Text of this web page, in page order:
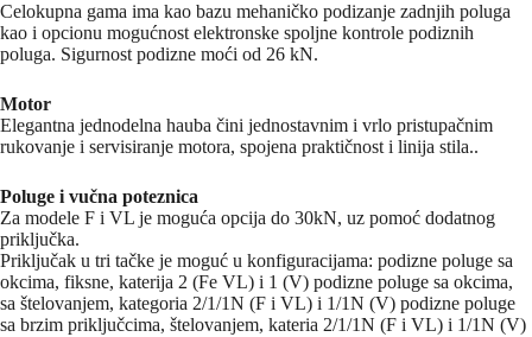
Celokupna gama ima kao bazu mehaničko podizanje zadnjih poluga
kao i opcionu mogućnost elektronske spoljne kontrole podiznih
poluga. Sigurnost podizne moći od 26 kN.
Motor
Elegantna jednodelna hauba čini jednostavnim i vrlo pristupačnim
rukovanje i servisiranje motora, spojena praktičnost i linija stila..
Poluge i vučna poteznica
Za modele F i VL je moguća opcija do 30kN, uz pomoć dodatnog
priključka.
Priključak u tri tačke je moguć u konfiguracijama: podizne poluge sa
okcima, fiksne, katerija 2 (Fe VL) i 1 (V) podizne poluge sa okcima,
sa štelovanjem, kategoria 2/1/1N (F i VL) i 1/1N (V) podizne poluge
sa brzim priključcima, štelovanjem, kateria 2/1/1N (F i VL) i 1/1N (V)